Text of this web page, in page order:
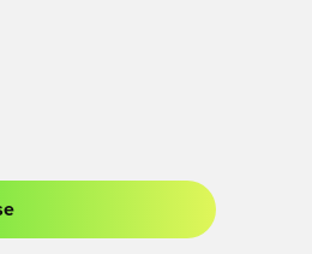
dig som medlem